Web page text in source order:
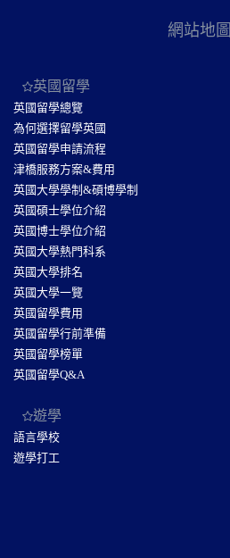
網站地圖
英國留學
英國留學總覽
為何選擇留學英國
英國留學申請流程
津橋服務方案&費用
英國大學學制&碩博學制
英國碩士學位介紹
英國博士學位介紹
英國大學熱門科系
英國大學排名
英國大學一覽
英國留學費用
英國留學行前準備
英國留學榜單
英國留學Q&A
遊學
語言學校
遊學打工